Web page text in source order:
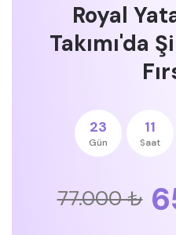
Royal
Takımı'da
23
Gün
11
Saat
77.000 ₺